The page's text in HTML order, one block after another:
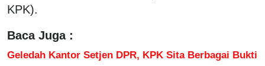
KPK).
Baca Juga :
Geledah Kantor Setjen DPR, KPK Sita Berbagai Bukti